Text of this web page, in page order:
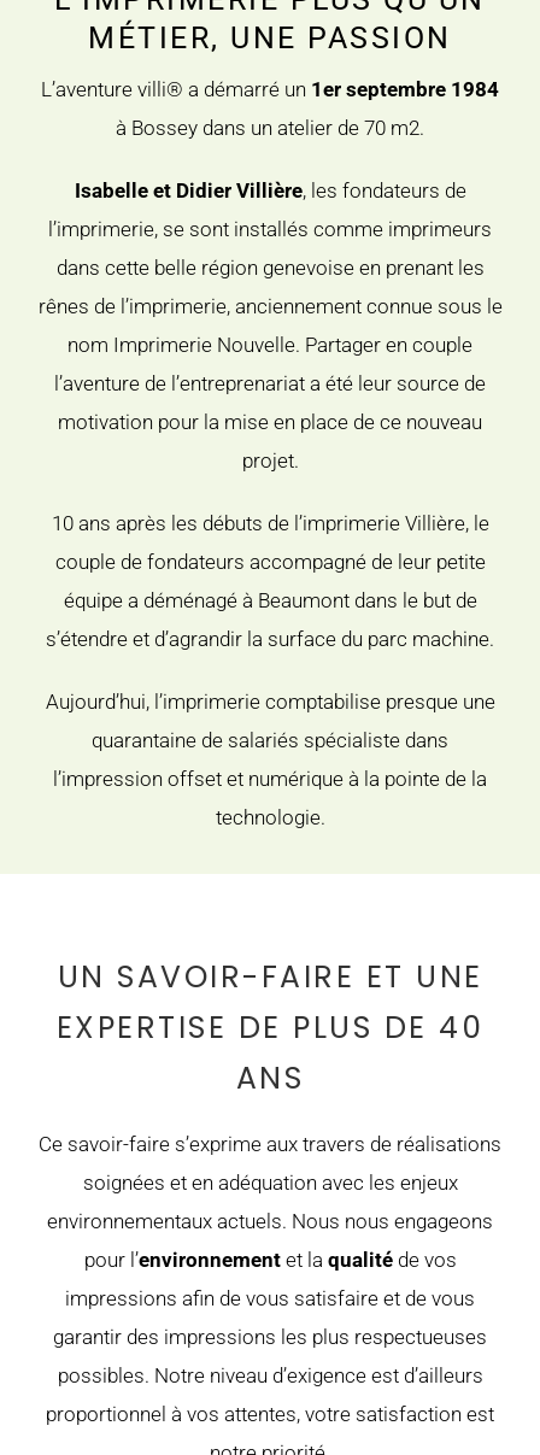
MÉTIER, UNE PASSION
L’aventure villi® a démarré un 1er septembre 1984
à Bossey dans un atelier de 70 m2.
Isabelle et Didier Villière, les fondateurs de
l’imprimerie, se sont installés comme imprimeurs
dans cette belle région genevoise en prenant les
rênes de l’imprimerie, anciennement connue sous le
nom Imprimerie Nouvelle. Partager en couple
l’aventure de l’entreprenariat a été leur source de
motivation pour la mise en place de ce nouveau
projet.
10 ans après les débuts de l’imprimerie Villière, le
couple de fondateurs accompagné de leur petite
équipe a déménagé à Beaumont dans le but de
s’étendre et d’agrandir la surface du parc machine.
Aujourd’hui, l’imprimerie comptabilise presque une
quarantaine de salariés spécialiste dans
l’impression offset et numérique à la pointe de la
technologie.
UN SAVOIR-FAIRE ET UNE
EXPERTISE DE PLUS DE 40
ANS
Ce savoir-faire s’exprime aux travers de réalisations
soignées et en adéquation avec les enjeux
environnementaux actuels. Nous nous engageons
pour l’environnementet la qualitéde vos
impressions afin de vous satisfaire et de vous
garantir des impressions les plus respectueuses
possibles. Notre niveau d’exigence est d’ailleurs
proportionnel à vos attentes, votre satisfaction est